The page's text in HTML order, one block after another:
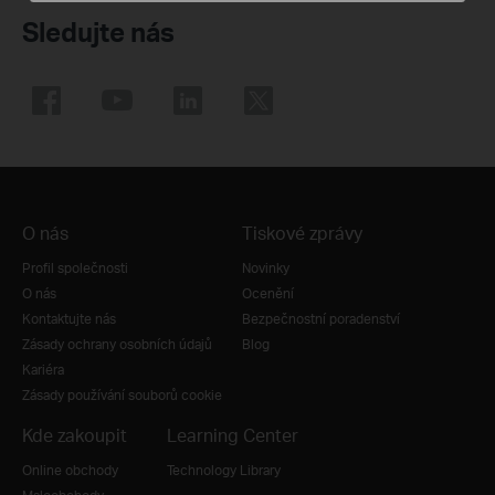
Sledujte nás
O nás
Profil společnosti
O nás
Kontaktujte nás
Zásady ochrany osobních údajů
Kariéra
Zásady používání souborů cookie
Tiskové zprávy
Novinky
Ocenění
Bezpečnostní poradenství
Blog
Kde zakoupit
Online obchody
Learning Center
Technology Library